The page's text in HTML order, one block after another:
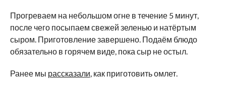
Прогреваем на небольшом огне в течение 5 минут,
после чего посыпаем свежей зеленью и натёртым
сыром. Приготовление завершено. Подаём блюдо
обязательно в горячем виде, пока сыр не остыл.
Ранее мы рассказали, как приготовить омлет.